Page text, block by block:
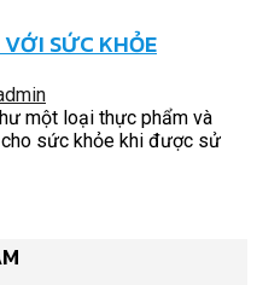
SỨC KHỎE
một loại thực phẩm và
sức khỏe khi được sử